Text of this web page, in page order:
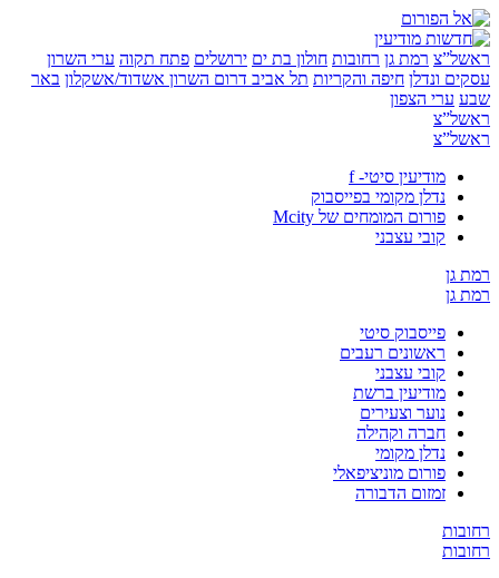
רמת גן רחובות חולון בת ים ירושלים פתח תקוה ערי השרון
ונדלן חיפה והקריות תל אביבדרום השרון אשדוד/אשקלון באר
ערי הצפון
מודיעין סיטי- f
נדלן מקומי בפייסבוק
פורום המומחים של Mcity
קובי עצבני
פייסבוק סיטי
ראשונים רעבים
קובי עצבני
מודיעין ברשת
נוער וצעירים
חברה וקהילה
נדלן מקומי
פורום מוניציפאלי
זמזום הדבורה